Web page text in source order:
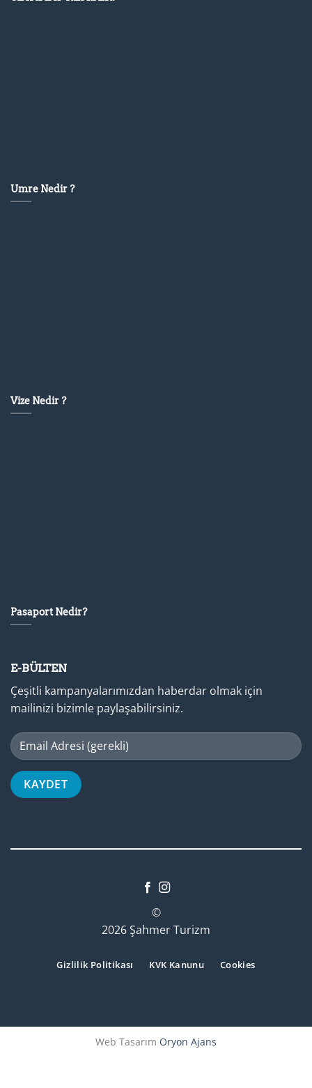
Umre Nedir ?
Vize Nedir ?
Pasaport Nedir?
E-BÜLTEN
Çeşitli kampanyalarımızdan haberdar olmak için
mailinizi bizimle paylaşabilirsiniz.
©
2026 Şahmer Turizm
Gizlilik Politikası KVK Kanunu Cookies
Web Tasarım Oryon Ajans